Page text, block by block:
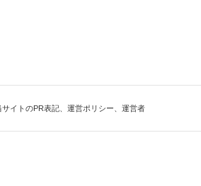
イトのPR表記、運営ポリシー、運営者